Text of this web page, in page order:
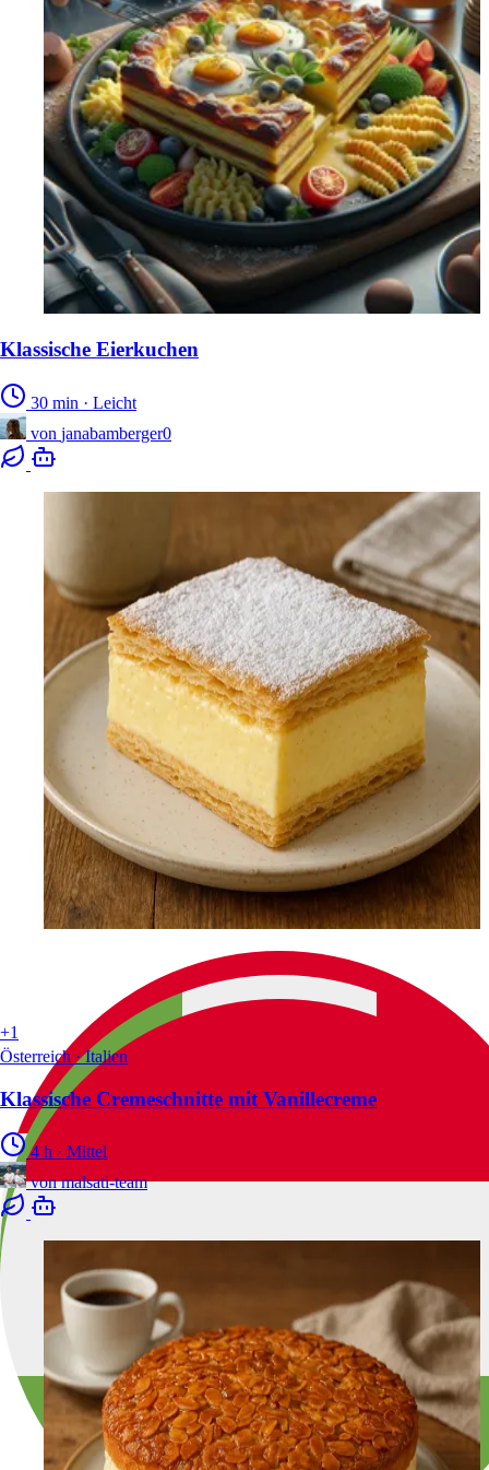
Klassische Eierkuchen
30 min · Leicht
von janabamberger0
+1
Österreich · Italien
Klassische Cremeschnitte mit Vanillecreme
4 h · Mittel
von malsati-team